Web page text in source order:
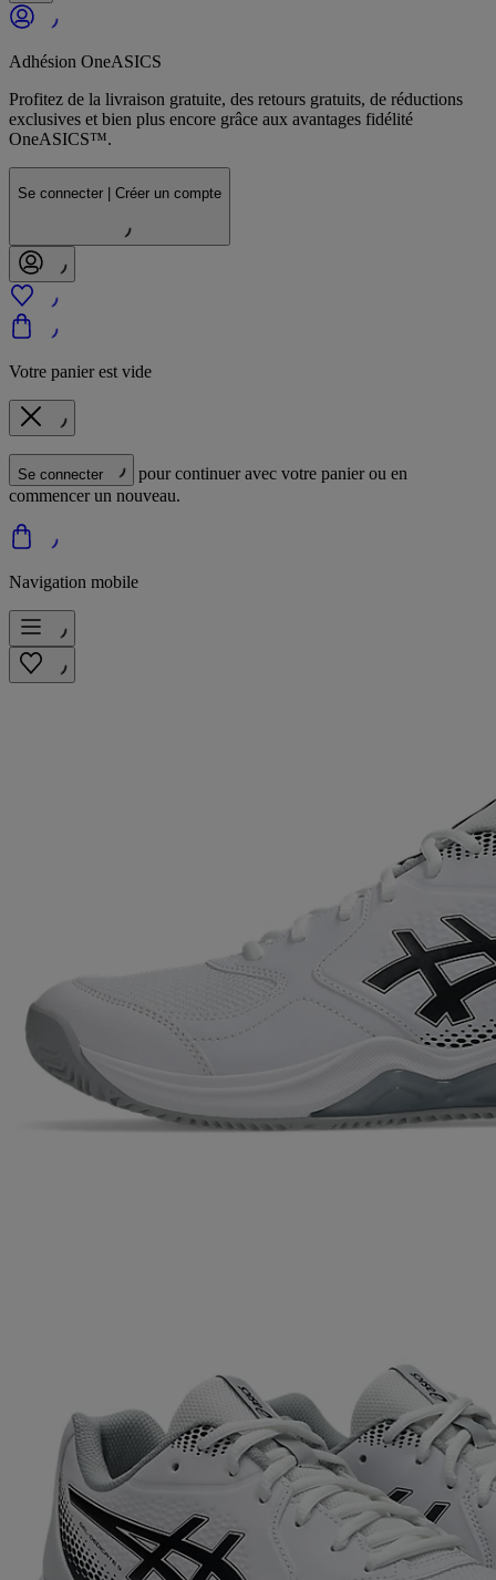
Adhésion OneASICS
Profitez de la livraison gratuite, des retours gratuits, de réductions
exclusives et bien plus encore grâce aux avantages fidélité
OneASICS™.
Se connecter | Créer un compte
Votre panier est vide
Se connecter
pour continuer avec votre panier ou en
commencer un nouveau.
Navigation mobile